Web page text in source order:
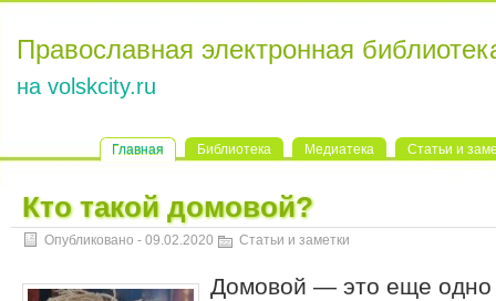
Православная электронная
на volskcity.ru
Главная Библиотека Медиатека Статьи и
Кто такой домовой?
Опубликовано - 09.02.2020 Статьи и заметки
Домовой — это еще одно